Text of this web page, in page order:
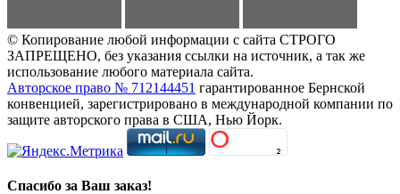
© Копирование любой информации с сайта СТРОГО
ЗАПРЕЩЕНО, без указания ссылки на источник, а так же
использование любого материала сайта.
Авторское право № 712144451 гарантированное Бернской
конвенцией, зарегистрировано в международной компании по
защите авторского права в США, Нью Йорк.
Спасибо за Ваш заказ!